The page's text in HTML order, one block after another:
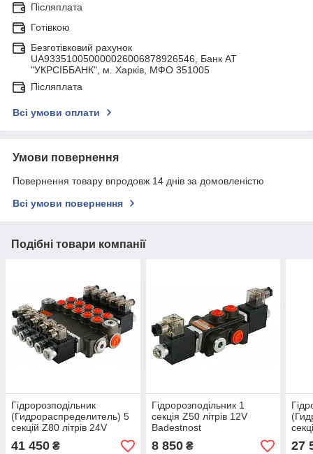
Післяплата
Готівкою
Безготівковий рахунок
UA933510050000026006878926546, Банк АТ
"УКРСIББАНК", м. Харків, МФО 351005
Післяплата
Всі умови оплати
Умови повернення
Повернення товару впродовж 14 днів за домовленістю
Всі умови повернення
Подібні товари компанії
Гідророзподільник
(Гидрораспределитель) 5
секцій Z80 літрів 24V
41 450 ₴
Гідророзподільник 1
секція Z50 літрів 12V
Badestnost
8 850₴ 27